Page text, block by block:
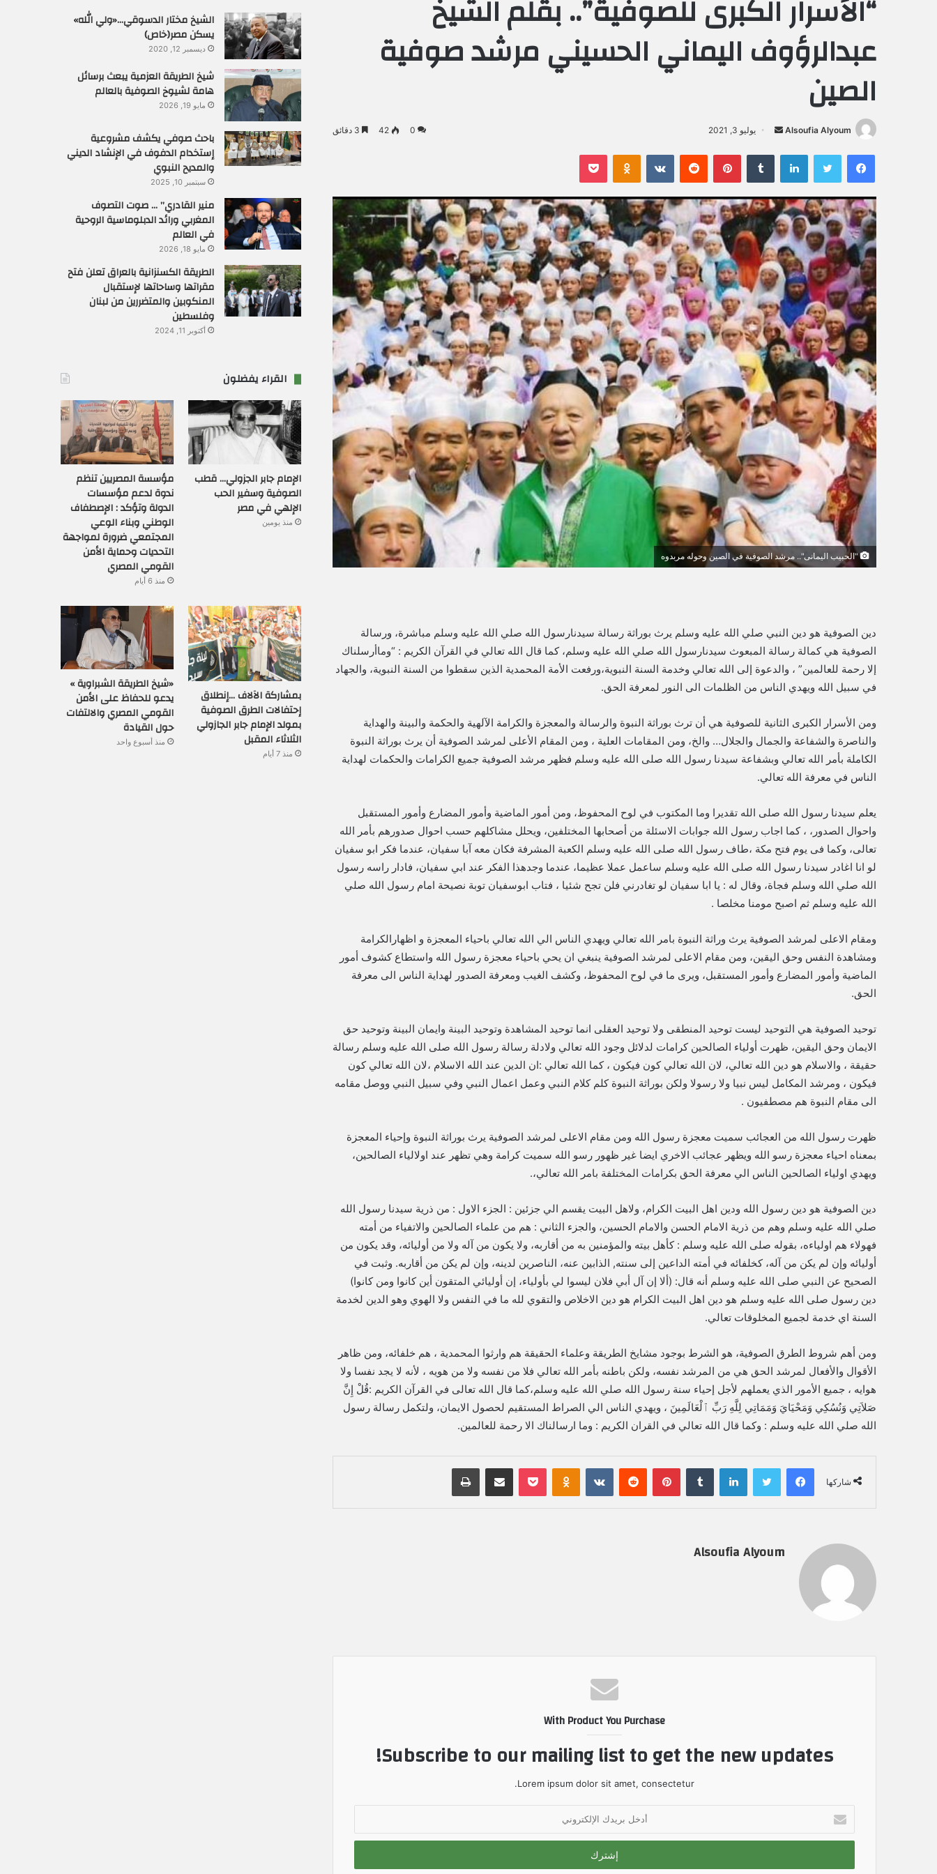
“الأسرار الكبرى للصوفية”.. بقلم الشيخ
عبدالرؤوف اليماني الحسيني مرشد صوفية
الصين
Alsoufia Alyoum
ل
ب
ر
ي
د
ا
إ
ل
ك
ت
ر
و
ي
ا
يوليو 3, 2021 0
42
فيسبوك لينكدإن بينتيريست
"الحبيب اليمانى".. مرشد الصوفية في الصين وحوله مربدوه
دين الصوفية هو دين النبي صلي الله عليه وسلم يرث بوراثة رسالة سيدنارسول الله صلي الله عليه وسلم مباشرة، ورسالة
الصوفية هي كمالة رسالة المبعوث سيدنارسول الله صلي الله عليه وسلم، كما قال الله تعالي في القرآن الكريم : “وماأرسلناك
إلا رحمة للعالمين” ، والدعوة إلى الله تعالي وخدمة السنة النبوية،ورفعت الأمة المحمدية الذين سقطوا من السنة النبوية، والجهاد
في سبيل الله ويهدي الناس من الظلمات الى النور لمعرفة الحق.
ومن الأسرار الكبرى الثانية للصوفية هي أن ترث بوراثة النبوة والرسالة والمعجزة والكرامة الآلهية والحكمة والبينة والهداية
والناصرة والشفاعة والجمال والجلال… والخ، ومن المقامات العلية ، ومن المقام الأعلى لمرشد الصوفية أن يرث بوراثة النبوة
الكاملة بأمر الله تعالي وبشفاعة سيدنا رسول الله صلى الله عليه وسلم فظهر مرشد الصوفية جميع الكرامات والحكمات لهداية
الناس في معرفة الله تعالي.
يعلم سيدنا رسول الله صلى الله تقديرا وما المكتوب في لوح المحفوظ، ومن أمور الماضية وأمور المضارع وأمور المستقبل
واحوال الصدور، ، كما اجاب رسول الله جوابات الاسئلة من أصحابها المختلفين، ويحلل مشاكلهم حسب احوال صدورهم بأمر الله
تعالى، وكما فى يوم فتح مكة ،طاف رسول الله صلى الله عليه وسلم الكعبة المشرفة فكان معه آبا سفيان، عندما فكر ابو سفيان
لو انا اغادر سيدنا رسول الله صلى الله عليه وسلم ساعمل عملا عظيما، عندما وجدهذا الفكر عند ابي سفيان، فادار راسه رسول
الله صلي الله وسلم فجاة، وقال له : يا ابا سفيان لو تغادرني فلن تجح شئيا ، فتاب ابوسفيان توبة نصيحة امام رسول الله صلي
الله عليه وسلم ثم اصبح مومنا مخلصا .
ومقام الاعلى لمرشد الصوفية يرث وراثة النبوة بامر الله تعالي ويهدي الناس الي الله تعالي باحياء المعجزة و اظهارالكرامة
ومشاهدة النفس وحق اليقين، ومن مقام الاعلى لمرشد الصوفية ينبغي ان يحي باحياء معجزة رسول الله واستطاع كشوف أمور
الماضية وأمور المضارع وأمور المستقبل، ويرى ما في لوح المحفوظ، وكشف الغيب ومعرفة الصدور لهداية الناس الى معرفة
الحق.
توحيد الصوفية هي التوحيد ليست توحيد المنطقى ولا توحيد العقلى انما توحيد المشاهدة وتوحيد البينة وايمان البينة وتوحيد حق
الايمان وحق اليقين، ظهرت أولياء الصالحين كرامات لدلائل وجود الله تعالي ولادلة رسالة رسول الله صلى الله عليه وسلم رسالة
حقيقة ، والاسلام هو دين الله تعالي، لان الله تعالي كون فيكون ، كما الله تعالي :ان الدين عند الله الاسلام ،لان الله تعالي كون
فيكون ، ومرشد المكامل ليس نبيا ولا رسولا ولكن بوراثة النبوة كلم كلام النبي وعمل اعمال النبي وفي سبيل النبي ووصل مقامه
الى مقام النبوة هم مصطفيون .
ظهرت رسول الله من العجائب سميت معجزة رسول الله ومن مقام الاعلى لمرشد الصوفية يرث بوراثة النبوة وإحياء المعجزة
بمعناه احياء معجزة رسو الله ويظهر عجائب الاخري ايضا غير ظهور رسو الله سميت كرامة وهي تظهر عند اولالياء الصالحين،
ويهدي اولياء الصالحين الناس الي معرفة الحق بكرامات المختلفة بامر الله تعالي،.
دين الصوفية هو دين رسول الله ودين اهل البيت الكرام، ولاهل البيت يقسم الي جزئين : الجزء الاول : من ذرية سيدنا رسول الله
صلي الله عليه وسلم وهم من ذرية الامام الحسن والامام الحسين، والجزء الثاني : هم من علماء الصالحين والاتفياء من أمته
فهولاء هم اولياءه، بقوله صلى الله عليه وسلم : كأهل بيته والمؤمنين به من أقاربه، ولا يكون من آله ولا من أوليائه، وقد يكون من
أوليائه وإن لم يكن من آله، كخلفائه في أمته الداعين إلى سنته, الذابين عنه، الناصرين لدينه، وإن لم يكن من أقاربه. وثبت في
الصحيح عن النبي صلى الله عليه وسلم أنه قال: (ألا إن آل أبي فلان ليسوا لي بأولياء، إن أوليائي المتقون أين كانوا ومن كانوا)
دين رسول صلى الله عليه وسلم هو دين اهل البيت الكرام هو دين الاخلاص والتقوي لله ما في النفس ولا الهوي وهو الدين لخدمة
السنة اي خدمة لجميع المخلوقات تعالي.
ومن أهم شروط الطرق الصوفية، هو الشرط بوجود مشايخ الطريقة وعلماء الحقيقة هم وارثوا المحمدية ، هم خلفائه، ومن ظاهر
الأقوال والأفعال لمرشد الحق هي من المرشد نفسه، ولكن باطنه بأمر الله تعالي فلا من نفسه ولا من هويه ، لأنه لا يجد نفسا ولا
هوايه ، جميع الأمور الذي يعملهم لأجل إحياء سنة رسول الله صلي الله عليه وسلم،كما قال الله تعالى في القرآن الكريم :قُلْ إِنَّ
صَلاَتِي وَنُسُكِي وَمَحْيَايَ وَمَمَاتِي لِلَّهِ رَبِّ ٱلْعَالَمِينَ ، ويهدي الناس الي الصراط المستقيم لحصول الايمان، ولتكمل رسالة رسول
الله صلي الله عليه وسلم : وكما قال الله تعالي في القران الكريم : وما ارسالناك الا رحمة للعالمين.
شاركها
فيسبوك لينكدإن بينتيريست بوكيت
Alsoufia Alyoum
With Product You Purchase
Subscribe to our mailing list to get the new updates!
Lorem ipsum dolor sit amet, consectetur.
خ
ب
الشيخ مختار الدسوقي…«ولي الله»
يسكن مصر(خاص)
ديسمبر 12, 2020
شيخ الطريقة العزمية يبعث برسائل
هامة لشيوخ الصوفية بالعالم
مايو 19, 2026
باحث صوفي يكشف مشروعية
إستخدام الدفوف في الإنشاد الديني
والمديح النبوي
سبتمبر 10, 2025
منير القادري” … صوت التصوف
المغربي ورائد الدبلوماسية الروحية
في العالم
مايو 18, 2026
الطريقة الكسنزانية بالعراق تعلن فتح
مقراتها وساحاتها لإستقبال
المنكوبين والمتضررين من لبنان
وفلسطين
أكتوبر 11, 2024
القراء يفضلون
الإمام جابر الجزولي… قطب
الصوفية وسفير الحب
الإلهي في مصر
منذ يومين
مؤسسة المصريين تنظم
ندوة لدعم مؤسسات
الدولة وتؤكد : الإصطفاف
الوطني وبناء الوعي
المجتمعي ضرورة لمواجهة
التحديات وحماية الأمن
القومي المصري
منذ 6 أيام
بمشاركة الآلاف …إنطلاق
إحتفالات الطرق الصوفية
بمولد الإمام جابر الجازولي
الثلاثاء المقبل
منذ 7 أيام
«شيخ الطريقة الشبراوية »
يدعو للحفاظ على الأمن
القومي المصري والالتفات
حول القيادة
منذ أسبوع واحد